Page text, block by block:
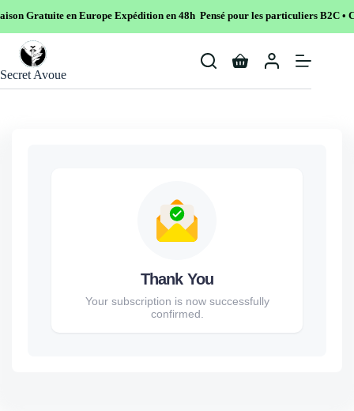
Gratuite en EuropeExpédition en 48h Pensé pour les particuliers B2C •
content
Secret Avoue
Shopping
Thank You
Your subscription is now successfully
confirmed.